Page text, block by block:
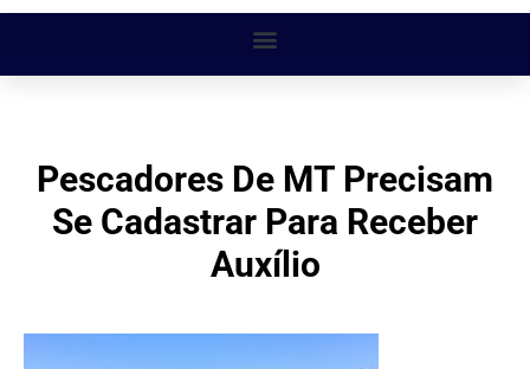
Pescadores De MT Precisam
Se Cadastrar Para Receber
Auxílio